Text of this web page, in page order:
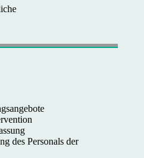
des Personals der